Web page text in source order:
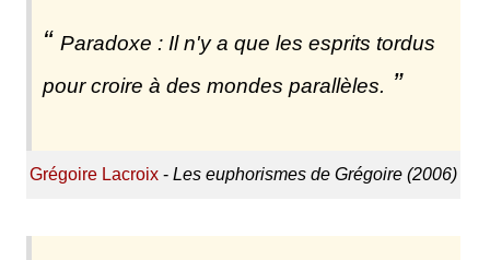
Paradoxe : Il n'y a que les esprits tordus
pour croire à des mondes parallèles.
Grégoire Lacroix- Les euphorismes de Grégoire (2006)